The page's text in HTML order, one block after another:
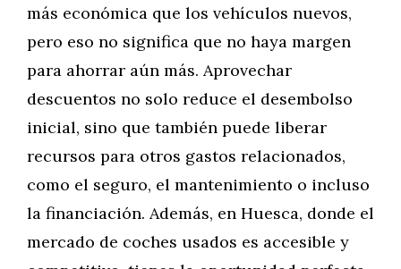
más económica que los vehículos nuevos,
pero eso no significa que no haya margen
para ahorrar aún más. Aprovechar
descuentos no solo reduce el desembolso
inicial, sino que también puede liberar
recursos para otros gastos relacionados,
como el seguro, el mantenimiento o incluso
la financiación. Además, en Huesca, donde el
mercado de coches usados es accesible y